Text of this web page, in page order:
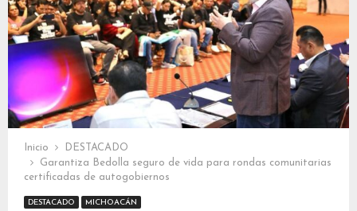
Inicio
DESTACADO
Garantiza Bedolla seguro de vida para rondas comunitarias
certificadas de autogobiernos
DESTACADO MICHOACÁN